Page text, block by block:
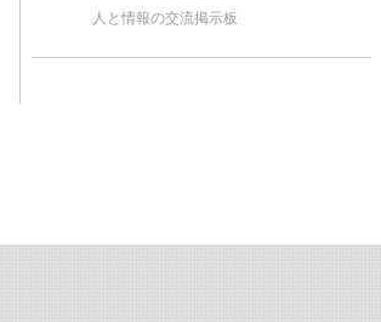
人と情報の交流掲示板